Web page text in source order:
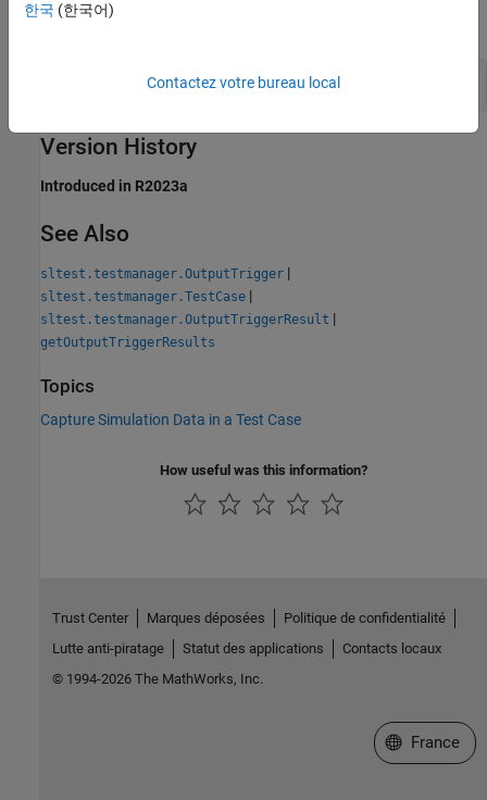
expand all
Create a Test Case Output Trigger
Version History
Introduced in R2023a
See Also
sltest.testmanager.OutputTrigger |
sltest.testmanager.TestCase |
sltest.testmanager.OutputTriggerResult |
getOutputTriggerResults
Topics
Capture Simulation Data in a Test Case
How useful was this information?
한국 (한국어)
Contactez votre bureau local
Trust Center Marques déposées
Politique de confidentialité
Lutte anti-piratage
Statut des applications
Contacts locaux
© 1994-2026 The MathWorks, Inc.
Sélectionner
France